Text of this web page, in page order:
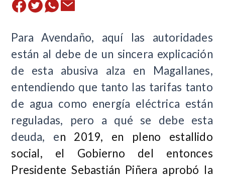
Para Avendaño, aquí las autoridades
están al debe de un sincera explicación
de esta abusiva alza en Magallanes,
entendiendo que tanto las tarifas tanto
de agua como energía eléctrica están
reguladas, pero a qué se debe esta
deuda, en 2019, en pleno estallido
social, el Gobierno del entonces
Presidente Sebastián Piñera aprobó la